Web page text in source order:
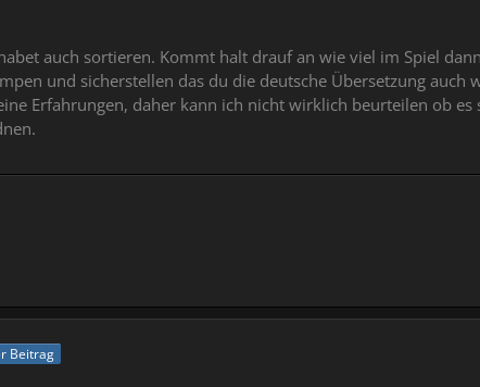
auch sortieren. Kommt halt drauf an wie viel im Spiel
und sicherstellen das du die deutsche Übersetzung
Erfahrungen, daher kann ich nicht wirklich beurteilen ob
Beitrag